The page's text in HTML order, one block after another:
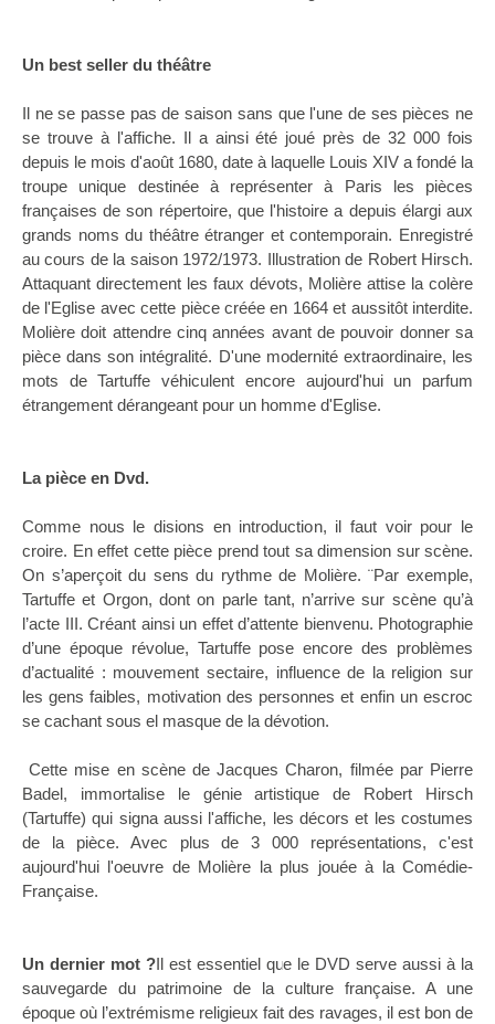
Un best seller du théâtre
Il ne se passe pas de saison sans que l'une de ses pièces ne
se trouve à l'affiche. Il a ainsi été joué près de 32 000 fois
depuis le mois d'août 1680, date à laquelle Louis XIV a fondé la
troupe unique destinée à représenter à Paris les pièces
françaises de son répertoire, que l'histoire a depuis élargi aux
grands noms du théâtre étranger et contemporain. Enregistré
au cours de la saison 1972/1973. Illustration de Robert Hirsch.
Attaquant directement les faux dévots, Molière attise la colère
de l'Eglise avec cette pièce créée en 1664 et aussitôt interdite.
Molière doit attendre cinq années avant de pouvoir donner sa
pièce dans son intégralité. D'une modernité extraordinaire, les
mots de Tartuffe véhiculent encore aujourd'hui un parfum
étrangement dérangeant pour un homme d'Eglise.
La pièce en Dvd.
Comme nous le disions en introduction, il faut voir pour le
croire. En effet cette pièce prend tout sa dimension sur scène.
On s’aperçoit du sens du rythme de Molière. ¨Par exemple,
Tartuffe et Orgon, dont on parle tant, n’arrive sur scène qu’à
l’acte III. Créant ainsi un effet d’attente bienvenu. Photographie
d’une époque révolue, Tartuffe pose encore des problèmes
d’actualité : mouvement sectaire, influence de la religion sur
les gens faibles, motivation des personnes et enfin un escroc
se cachant sous el masque de la dévotion.
Cette mise en scène de Jacques Charon, filmée par Pierre
Badel, immortalise le génie artistique de Robert Hirsch
(Tartuffe) qui signa aussi l'affiche, les décors et les costumes
de la pièce. Avec plus de 3 000 représentations, c'est
aujourd'hui l'oeuvre de Molière la plus jouée à la Comédie-
Française.
Un dernier mot ?Il est essentiel que le DVD serve aussi à la
sauvegarde du patrimoine de la culture française. A une
époque où l’extrémisme religieux fait des ravages, il est bon de